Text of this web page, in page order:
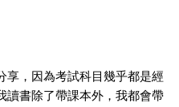
享，因為考試科目幾乎都是經
讀書除了帶課本外，我都會帶